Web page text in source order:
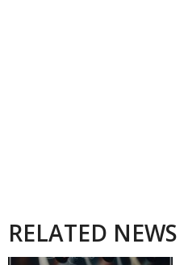
RELATED NEWS